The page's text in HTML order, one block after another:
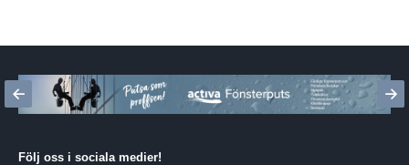
Följ oss i sociala medier!